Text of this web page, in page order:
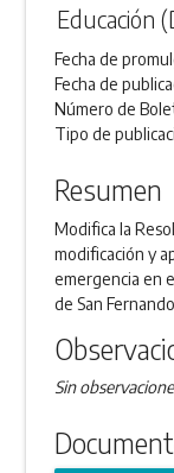
Educación
Fecha de
Fecha de
Número de
Tipo de
Resumen
Modifica la
modificación y
emergencia en
de San
Sin